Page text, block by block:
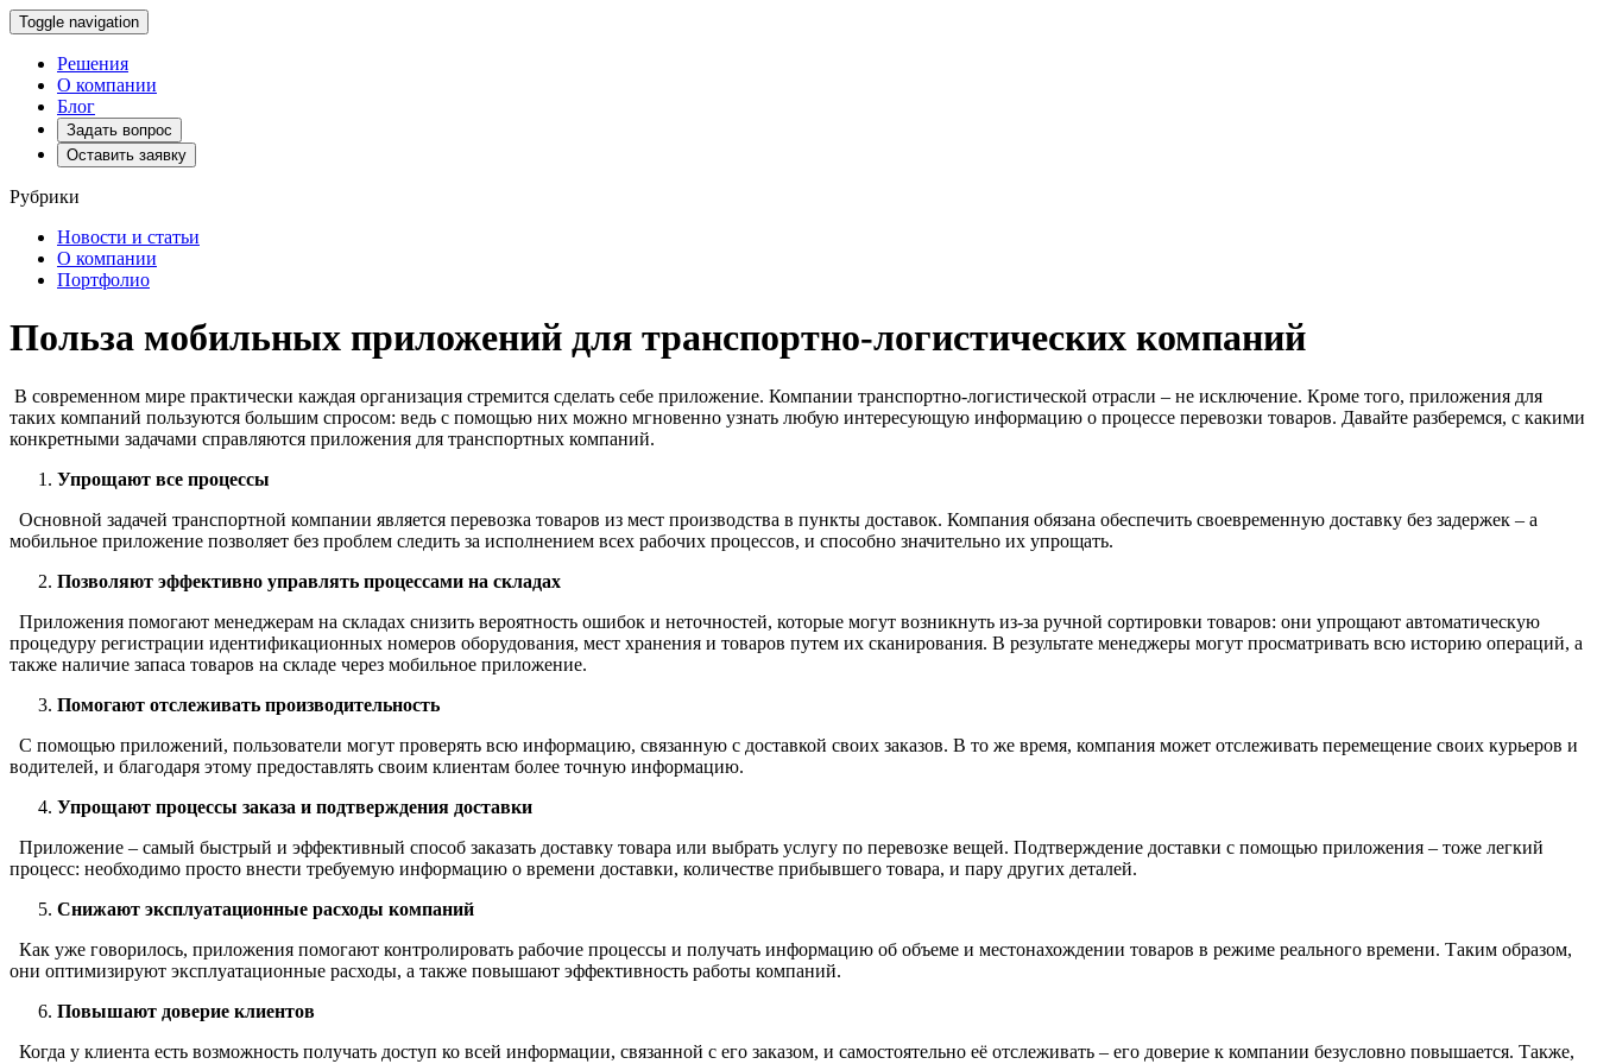
Toggle navigation
Решения
О компании
Блог
Задать вопрос
Оставить заявку
Рубрики
Новости и статьи
О компании
Портфолио
Польза мобильных приложений для транспортно-логистических компаний
В современном мире практически каждая организация стремится сделать себе приложение. Компании транспортно-логистической отрасли – не исключение. Кроме того, приложения для
таких компаний пользуются большим спросом: ведь с помощью них можно мгновенно узнать любую интересующую информацию о процессе перевозки товаров. Давайте разберемся, с какими
конкретными задачами справляются приложения для транспортных компаний.
Упрощают все процессы
Основной задачей транспортной компании является перевозка товаров из мест производства в пункты доставок. Компания обязана обеспечить своевременную доставку без задержек – а
мобильное приложение позволяет без проблем следить за исполнением всех рабочих процессов, и способно значительно их упрощать.
Позволяют эффективно управлять процессами на складах
Приложения помогают менеджерам на складах снизить вероятность ошибок и неточностей, которые могут возникнуть из-за ручной сортировки товаров: они упрощают автоматическую
процедуру регистрации идентификационных номеров оборудования, мест хранения и товаров путем их сканирования. В результате менеджеры могут просматривать всю историю операций, а
также наличие запаса товаров на складе через мобильное приложение.
Помогают отслеживать производительность
С помощью приложений, пользователи могут проверять всю информацию, связанную с доставкой своих заказов. В то же время, компания может отслеживать перемещение своих курьеров и
водителей, и благодаря этому предоставлять своим клиентам более точную информацию.
Упрощают процессы заказа и подтверждения доставки
Приложение – самый быстрый и эффективный способ заказать доставку товара или выбрать услугу по перевозке вещей. Подтверждение доставки с помощью приложения – тоже легкий
процесс: необходимо просто внести требуемую информацию о времени доставки, количестве прибывшего товара, и пару других деталей.
Снижают эксплуатационные расходы компаний
Как уже говорилось, приложения помогают контролировать рабочие процессы и получать информацию об объеме и местонахождении товаров в режиме реального времени. Таким образом,
они оптимизируют эксплуатационные расходы, а также повышают эффективность работы компаний.
Повышают доверие клиентов
Когда у клиента есть возможность получать доступ ко всей информации, связанной с его заказом, и самостоятельно её отслеживать – его доверие к компании безусловно повышается. Также,